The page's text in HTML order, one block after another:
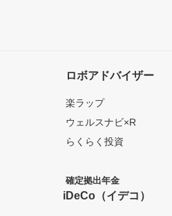
ロボアドバイザー
楽ラップ
ウェルスナビ×R
らくらく投資
確定拠出年金
iDeCo（イデコ）